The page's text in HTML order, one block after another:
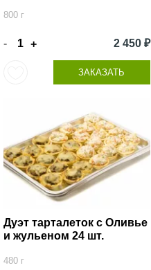
800 г
- + 2 450 ₽
ЗАКАЗАТЬ
Дуэт тарталеток с Оливье
и жульеном 24 шт.
480 г